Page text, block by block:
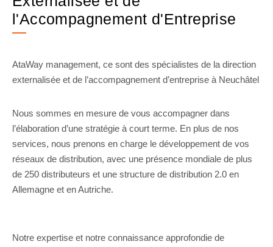
l'Accompagnement d'Entreprise
AtaWay management, ce sont des spécialistes de la direction
externalisée et de l’accompagnement d’entreprise à Neuchâtel
Nous sommes en mesure de vous accompagner dans
l’élaboration d’une stratégie à court terme. En plus de nos
services, nous prenons en charge le développement de vos
réseaux de distribution, avec une présence mondiale de plus
de 250 distributeurs et une structure de distribution 2.0 en
Allemagne et en Autriche.
Notre expertise et notre connaissance approfondie de